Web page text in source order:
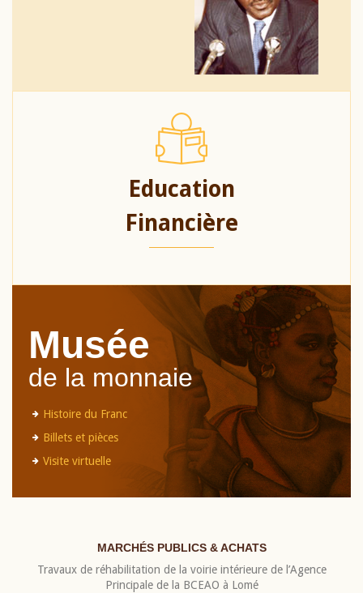
Education
Financière
Musée
de la monnaie
Histoire du Franc
Billets et pièces
Visite virtuelle
MARCHÉS PUBLICS & ACHATS
Travaux de réhabilitation de la voirie intérieure de l’Agence
Principale de la BCEAO à Lomé